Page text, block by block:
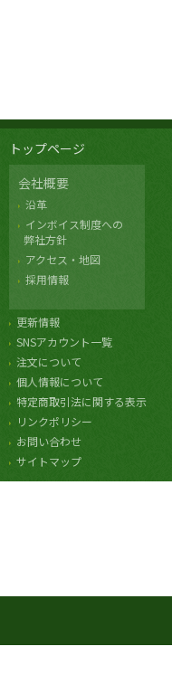
トップページ
会社概要
沿革
インボイス制度への
弊社方針
アクセス・地図
採用情報
更新情報
SNSアカウント一覧
注文について
個人情報について
特定商取引法に関する表示
リンクポリシー
お問い合わせ
サイトマップ